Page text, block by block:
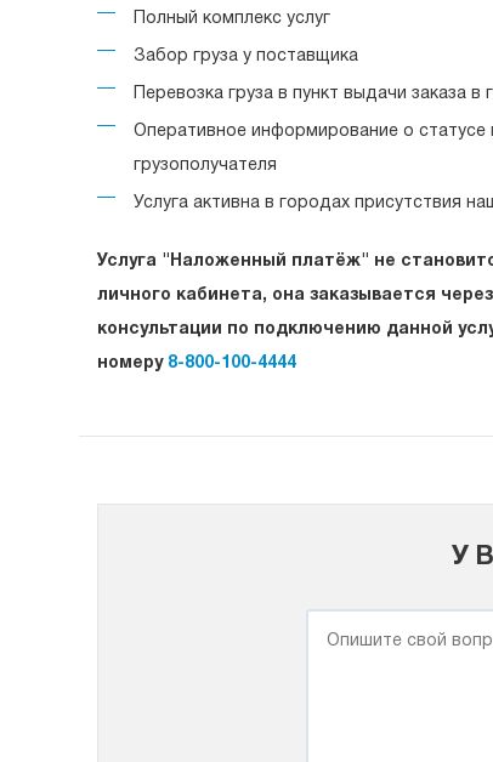
Полный комплекс услуг
Забор груза у поставщика
Перевозка груза в пункт выдачи заказа в
Оперативное информирование о статусе
грузополучателя
Услуга активна в городах присутствия
Услуга "Наложенный платёж" не
личного кабинета, она заказывается
консультации по подключению данной
номеру 8-800-100-4444
У